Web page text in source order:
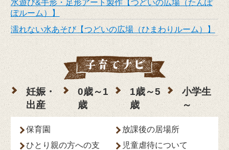
水遊び&手形・足形アート製作【つどいの広場（たんぽ
ぽルーム）】
濡れない水あそび【つどいの広場（ひまわりルーム）】
妊娠・
出産
0歳～1
歳
1歳～5
歳
小学生
～
保育園
放課後の居場所
ひとり親の方への支
児童虐待について